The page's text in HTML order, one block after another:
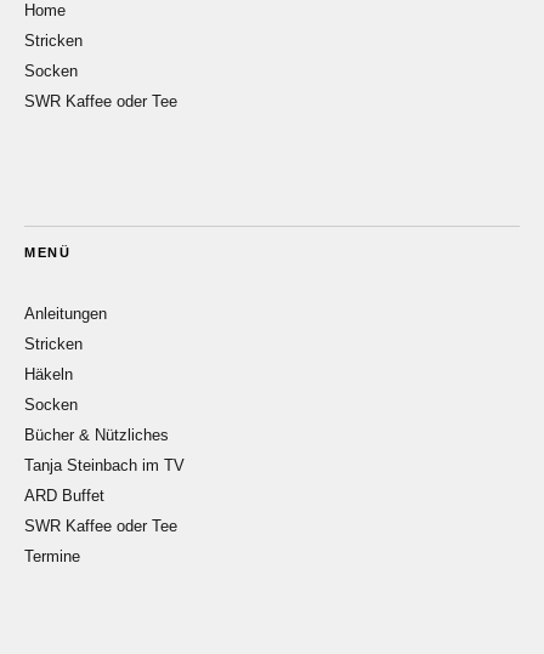
Home
Stricken
Socken
SWR Kaffee oder Tee
MENÜ
Anleitungen
Stricken
Häkeln
Socken
Bücher & Nützliches
Tanja Steinbach im TV
ARD Buffet
SWR Kaffee oder Tee
Termine